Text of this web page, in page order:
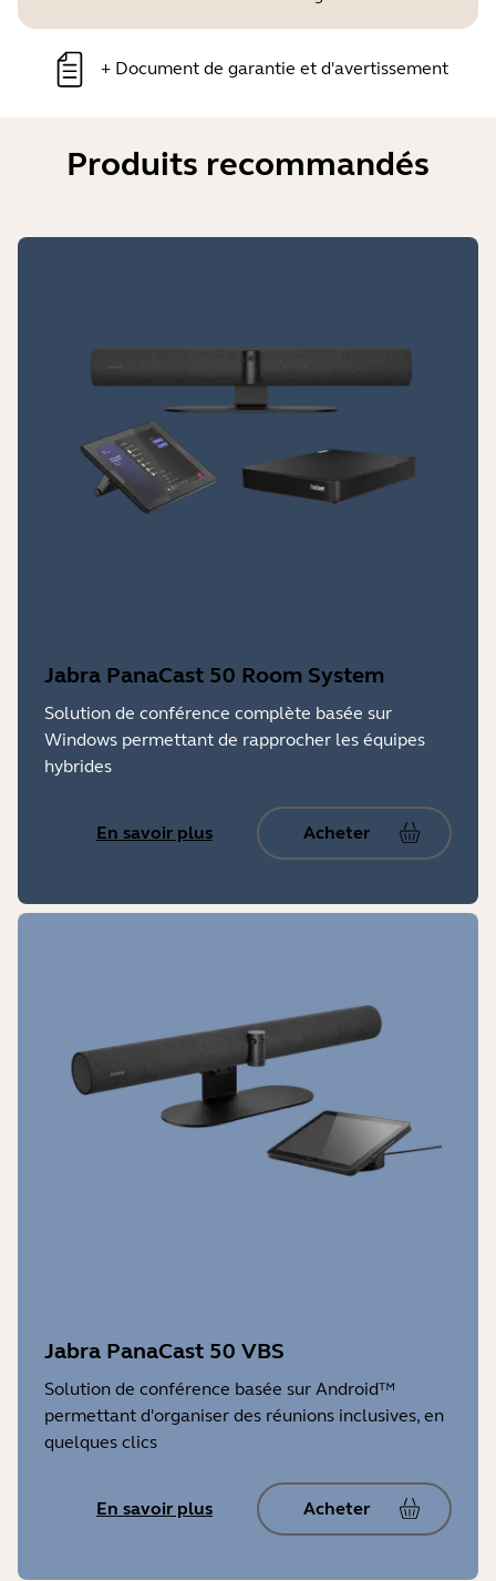
+ Document de garantie et d'avertissement
Produits recommandés
Jabra PanaCast 50 Room System
Solution de conférence complète basée sur
Windows permettant de rapprocher les équipes
hybrides
En savoir plus Acheter
Jabra PanaCast 50 VBS
Solution de conférence basée sur Android™
permettant d'organiser des réunions inclusives, en
quelques clics
En savoir plus Acheter